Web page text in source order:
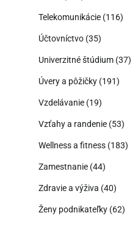
Telekomunikácie (116)
Účtovníctvo (35)
Univerzitné štúdium (37)
Úvery a pôžičky (191)
Vzdelávanie (19)
Vzťahy a randenie (53)
Wellness a fitness (183)
Zamestnanie (44)
Zdravie a výživa (40)
Ženy podnikateľky (62)